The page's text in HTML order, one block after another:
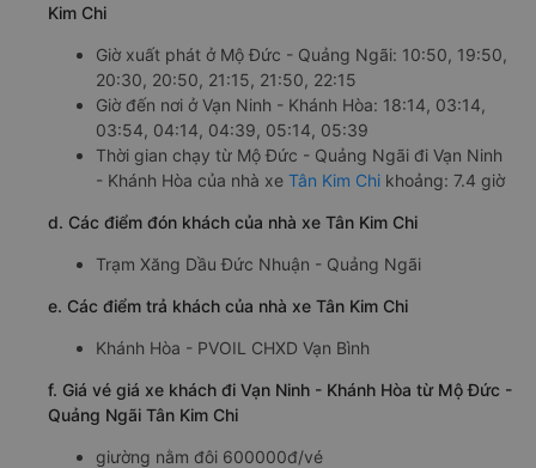
Kim Chi
Giờ xuất phát ở Mộ Đức - Quảng Ngãi: 10:50, 19:50,
20:30, 20:50, 21:15, 21:50, 22:15
Giờ đến nơi ở Vạn Ninh - Khánh Hòa: 18:14, 03:14,
03:54, 04:14, 04:39, 05:14, 05:39
Thời gian chạy từ Mộ Đức - Quảng Ngãi đi Vạn Ninh
- Khánh Hòa của nhà xe Tân Kim Chi khoảng: 7.4 giờ
d. Các điểm đón khách của nhà xe Tân Kim Chi
Trạm Xăng Dầu Đức Nhuận - Quảng Ngãi
e. Các điểm trả khách của nhà xe Tân Kim Chi
Khánh Hòa - PVOIL CHXD Vạn Bình
f. Giá vé giá xe khách đi Vạn Ninh - Khánh Hòa từ Mộ Đức -
Quảng Ngãi Tân Kim Chi
giường nằm đôi 600000đ/vé